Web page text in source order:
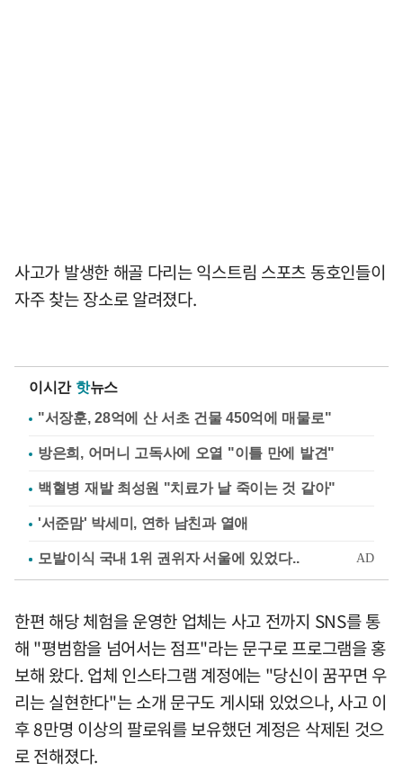
사고가 발생한 해골 다리는 익스트림 스포츠 동호인들이
자주 찾는 장소로 알려졌다.
이시간 핫뉴스
"서장훈, 28억에 산 서초 건물 450억에 매물로"
방은희, 어머니 고독사에 오열 "이틀 만에 발견"
백혈병 재발 최성원 "치료가 날 죽이는 것 같아"
'서준맘' 박세미, 연하 남친과 열애
한편 해당 체험을 운영한 업체는 사고 전까지 SNS를 통
해 "평범함을 넘어서는 점프"라는 문구로 프로그램을 홍
보해 왔다. 업체 인스타그램 계정에는 "당신이 꿈꾸면 우
리는 실현한다"는 소개 문구도 게시돼 있었으나, 사고 이
후 8만명 이상의 팔로워를 보유했던 계정은 삭제된 것으
로 전해졌다.